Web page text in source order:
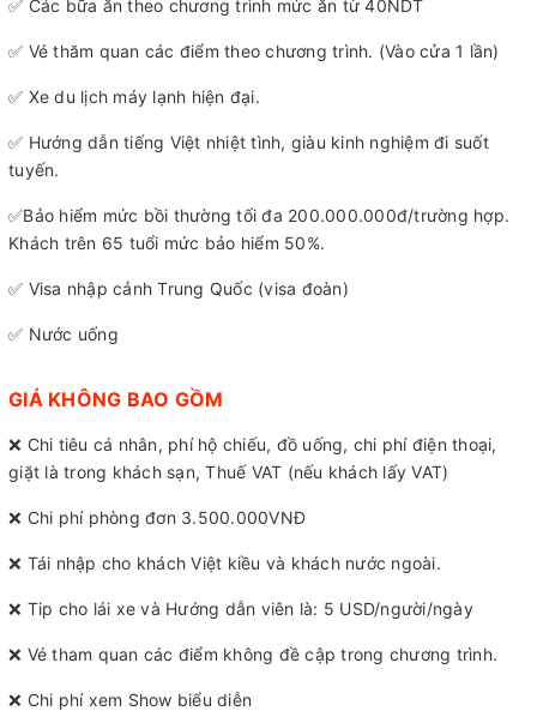
✅ Các bữa ăn theo chương trình mức ăn từ 40NDT
✅ Vé thăm quan các điểm theo chương trình. (Vào cửa 1 lần)
✅ Xe du lịch máy lạnh hiện đại.
✅ Hướng dẫn tiếng Việt nhiệt tình, giàu kinh nghiệm đi suốt
tuyến.
✅Bảo hiểm mức bồi thường tối đa 200.000.000đ/trường hợp.
Khách trên 65 tuổi mức bảo hiểm 50%.
✅ Visa nhập cảnh Trung Quốc (visa đoàn)
✅ Nước uống
GIÁ KHÔNG BAO GỒM
❌ Chi tiêu cá nhân, phí hộ chiếu, đồ uống, chi phí điện thoại,
giặt là trong khách sạn, Thuế VAT (nếu khách lấy VAT)
❌ Chi phí phòng đơn 3.500.000VNĐ
❌ Tái nhập cho khách Việt kiều và khách nước ngoài.
❌ Tip cho lái xe và Hướng dẫn viên là: 5 USD/người/ngày
❌ Vé tham quan các điểm không đề cập trong chương trình.
❌ Chi phí xem Show biểu diễn